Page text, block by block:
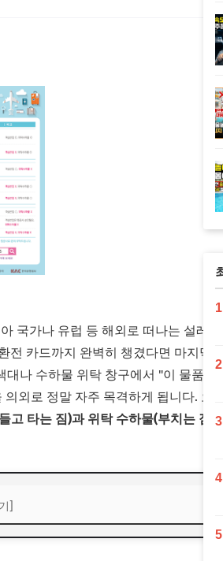
국가나 유럽 등 해외로 떠나는 설레
카드까지 완벽히 챙겼다면 마지막
나 수하물 위탁 창구에서 "이 물품은
외로 정말 자주 목격하게 됩니다. 오
고 타는 짐)과 위탁 수하물(부치는 짐)
]
1
2
3
4
5